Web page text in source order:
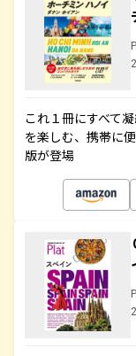
これ１冊にすべて
を楽しむ、携帯に
版が登場